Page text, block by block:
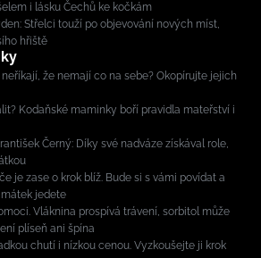
i lásku Čechů ke kočkám
Střelci touží po objevování nových míst,
hřiště
že nemají co na sebe? Okopírujte jejich
Kodaňské maminky boří pravidla mateřství i
Černý: Díky své nadváze získával role,
je zase o krok blíž. Bude si s vámi povídat a
jedete
Vláknina prospívá trávení, sorbitol může
plíseň ani špína
chutí i nízkou cenou. Vyzkoušejte ji krok